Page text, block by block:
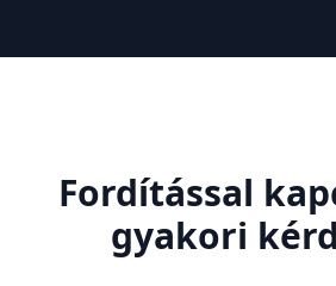
Fordítással
gyakori